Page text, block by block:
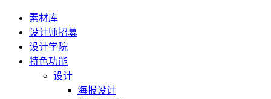
素材库
设计师招募
设计学院
特色功能
设计
海报设计